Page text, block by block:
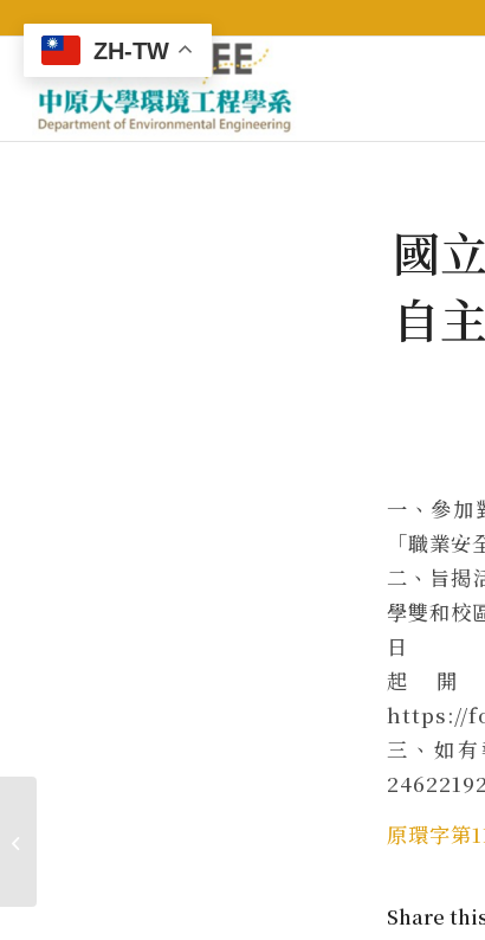
國
自
一、參加
「職業
二、旨揭
學雙和校
日
起
https://
三、如
原環字第
Share
ZH-TW